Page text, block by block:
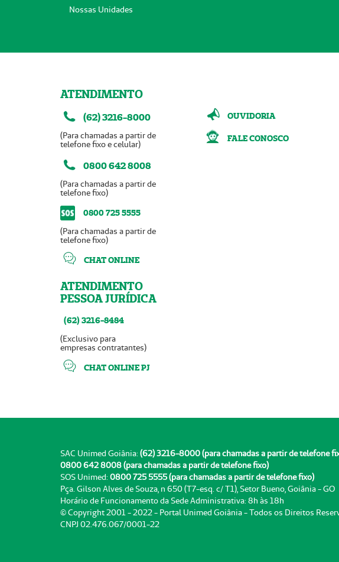
Nossas Unidades
ATENDIMENTO
(62) 3216-8000
(Para chamadas a partir de
telefone fixo e celular)
0800 642 8008
(Para chamadas a partir de
telefone fixo)
0800 725 5555
(Para chamadas a partir de
telefone fixo)
CHAT ONLINE
ATENDIMENTO
PESSOA JURÍDICA
(62) 3216-8484
(Exclusivo para
empresas contratantes)
CHAT ONLINE PJ
OUVIDORIA
FALE CONOSCO
SAC Unimed Goiânia: (62) 3216-8000 (para chamadas a partir de telefone
0800 642 8008 (para chamadas a partir de telefone fixo)
SOS Unimed: 0800 725 5555 (para chamadas a partir de telefone fixo)
Pça. Gilson Alves de Souza, n 650 (T7-esq. c/ T1), Setor Bueno, Goiânia - GO
Horário de Funcionamento da Sede Administrativa: 8h às 18h
© Copyright 2001 - 2022 - Portal Unimed Goiânia - Todos os Direitos
CNPJ 02.476.067/0001-22